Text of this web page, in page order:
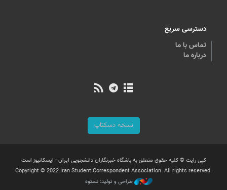
دسترسی سریع
تماس با ما
درباره ما
نسخه دسکتاپ
کپی رایت © کلیه حقوق متعلق به باشگاه خبرنگاران دانشجویی ایران - ایسکانیوز است
Copyright © 2022 Iran Student Correspondent Association. All rights reserved.
طراحی و تولید: نستوه